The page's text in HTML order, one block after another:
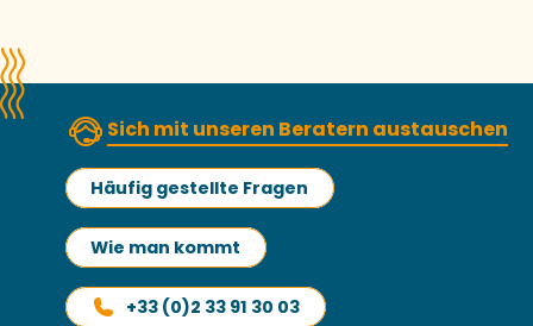
Sich mit unseren Beratern austauschen
Häufig gestellte Fragen
Wie man kommt
+33 (0)2 33 91 30 03